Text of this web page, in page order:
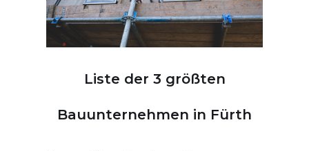
Liste der 3 größten
Bauunternehmen in Fürth